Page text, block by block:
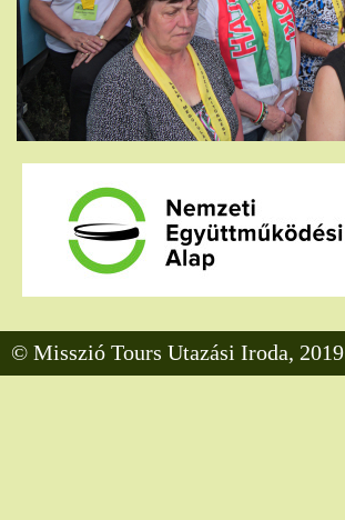
© Misszió Tours Utazási Iroda, 2019